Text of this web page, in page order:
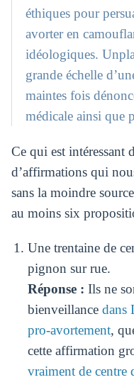
éthiques pour
avorter en
idéologiques.
grande échelle
maintes fois
médicale ainsi que
Ce qui est intéressant
d’affirmations qui
sans la moindre
au moins six
Une trentaine de
pignon sur rue.
Réponse : Ils ne
bienveillance dans
pro-avortement,
cette affirmation
vraiment de centre